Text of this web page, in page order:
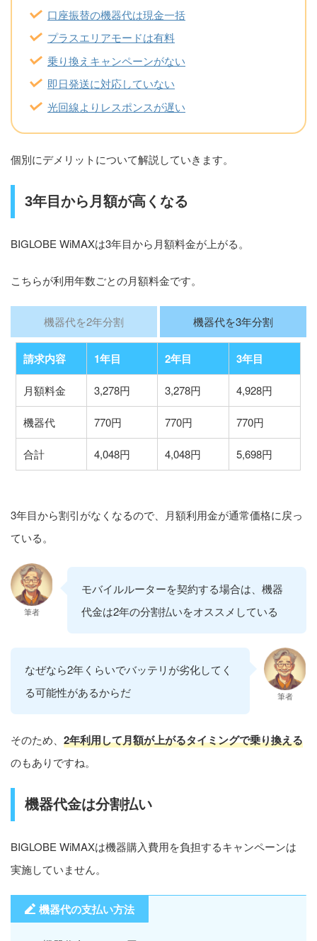
口座振替の機器代は現金一括
プラスエリアモードは有料
乗り換えキャンペーンがない
即日発送に対応していない
光回線よりレスポンスが遅い
個別にデメリットについて解説していきます。
3年目から月額が高くなる
BIGLOBE WiMAXは3年目から月額料金が上がる。
こちらが利用年数ごとの月額料金です。
機器代を2年分割 機器代を3年分割
請求内容 1年目 2年目 3年目
月額料金 3,278円 3,278円 4,928円
機器代 770円 770円 770円
合計 4,048円 4,048円 5,698円
3年目から割引がなくなるので、月額利用金が通常価格に戻っ
ている。
筆者
モバイルルーターを契約する場合は、機器
代金は2年の分割払いをオススメしている
なぜなら2年くらいでバッテリが劣化してく
る可能性があるからだ
筆者
そのため、 2年利用して月額が上がるタイミングで乗り換える
のもありですね。
機器代金は分割払い
BIGLOBE WiMAXは機器購入費用を負担するキャンペーンは
実施していません。
機器代の支払い方法